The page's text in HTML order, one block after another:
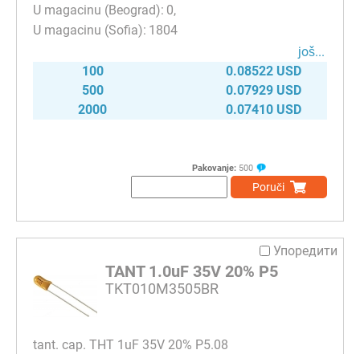
0
1804
јоš...
100
0.08522 USD
500
0.07929 USD
2000
0.07410 USD
Pakovanje: 500
Poruči
Упоредити
TANT 1.0uF 35V 20% P5
TKT010M3505BR
tant. cap. THT 1uF 35V 20% P5.08